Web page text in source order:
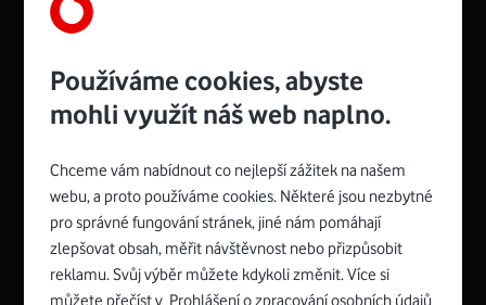
Zyxel VMG8623-T50B:
Rozměry modemu jsou 16 x 22 x 7,5 cm (včetně stojánku)
a nabízí 4 gigabitové LAN porty a bezdrátové připojení Wi-
Spojte se s Vodafonem
Používáme cookies, abyste
mohli využít náš web naplno.
Chceme vám nabídnout co nejlepší zážitek na našem
webu, a proto používáme cookies. Některé jsou nezbytné
pro správné fungování stránek, jiné nám pomáhají
zlepšovat obsah, měřit návštěvnost nebo přizpůsobit
reklamu. Svůj výběr můžete kdykoli změnit. Více si
můžete přečíst v Prohlášení o zpracování osobních údajů